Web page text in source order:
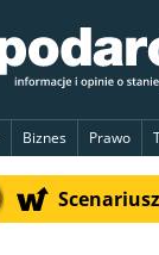
Biznes Prawo